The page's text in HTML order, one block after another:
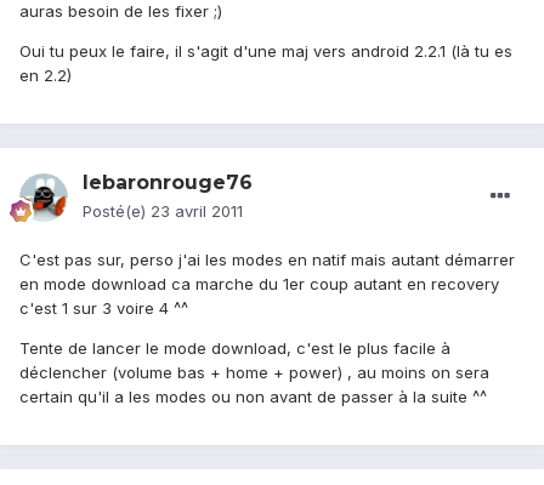
auras besoin de les fixer ;)
Oui tu peux le faire, il s'agit d'une maj vers android 2.2.1 (là tu es
en 2.2)
lebaronrouge76
Posté(e) 23 avril 2011
C'est pas sur, perso j'ai les modes en natif mais autant démarrer
en mode download ca marche du 1er coup autant en recovery
c'est 1 sur 3 voire 4 ^^
Tente de lancer le mode download, c'est le plus facile à
déclencher (volume bas + home + power) , au moins on sera
certain qu'il a les modes ou non avant de passer à la suite ^^